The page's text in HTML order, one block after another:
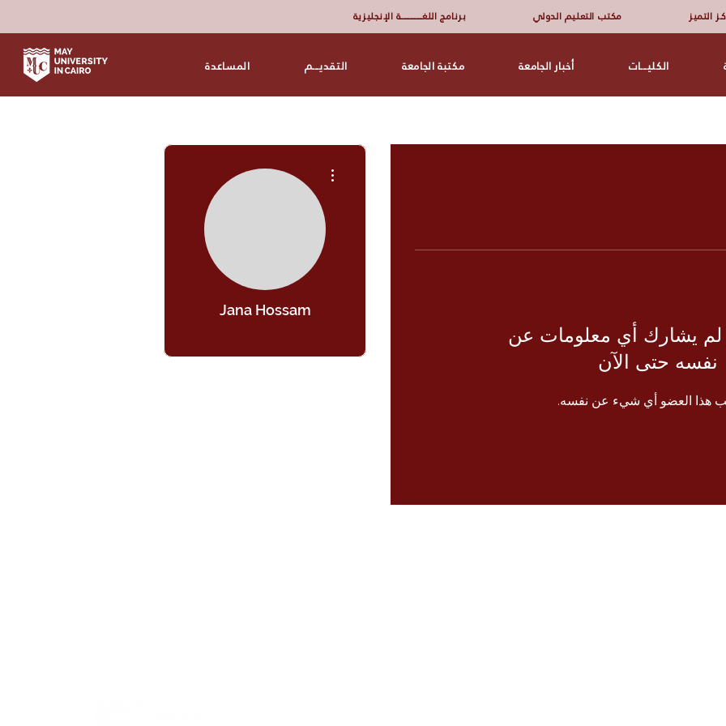
برنامج اللغــــــــــــــــة الإنجليزية مكتب التعليم الدولي التميز
المساعدة التقديـــم مكتبة الجامعة أخبار الجامعة الكليـــات
لم يشارك أي معلومات عن
نفسه حتى الآن
هذا العضو أي شيء عن نفسه.
Jana Hossam